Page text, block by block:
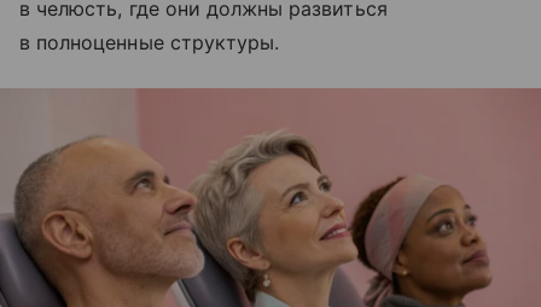
в челюсть, где они должны развиться
в полноценные структуры.